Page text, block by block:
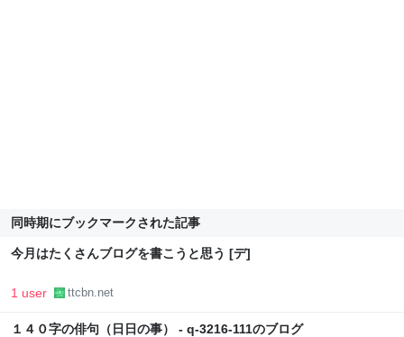
同時期にブックマークされた記事
今月はたくさんブログを書こうと思う [デ]
1 user ttcbn.net
１４０字の俳句（日日の事） - q-3216-111のブログ